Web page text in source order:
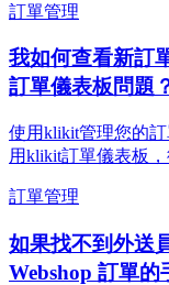
訂單管理
我如何查看新訂
訂單儀表板問題
使用klikit管理您的
用klikit訂單儀表板
訂單管理
如果找不到外送
Webshop 訂單的